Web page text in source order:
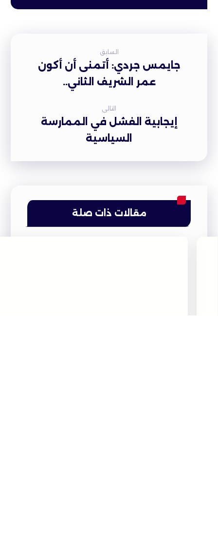
السابق
جايمس جردي: أتمنى أن أكون
عمر الشريف الثاني..
التالى
إيجابية الفشل في الممارسة
السياسية
مقالات ذات صلة